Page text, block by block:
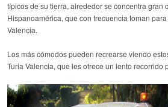
típicos de su tierra, alrededor se concentra gran
Hispanoamérica, que con frecuencia toman
Valencia.
Los más cómodos pueden recrearse viendo
Turia Valencia, que les ofrece un lento recorrido